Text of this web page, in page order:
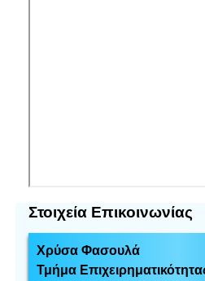
Στοιχεία Επικοινωνίας
Χρύσα Φασουλά
Τμήμα